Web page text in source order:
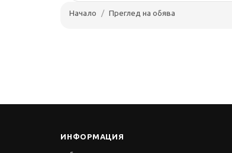
Начало Преглед на обява
ИНФОРМАЦИЯ